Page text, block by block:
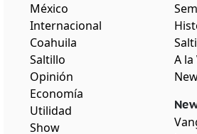
México
Internacional
Coahuila
Saltillo
Opinión
Economía
Utilidad
Show
A